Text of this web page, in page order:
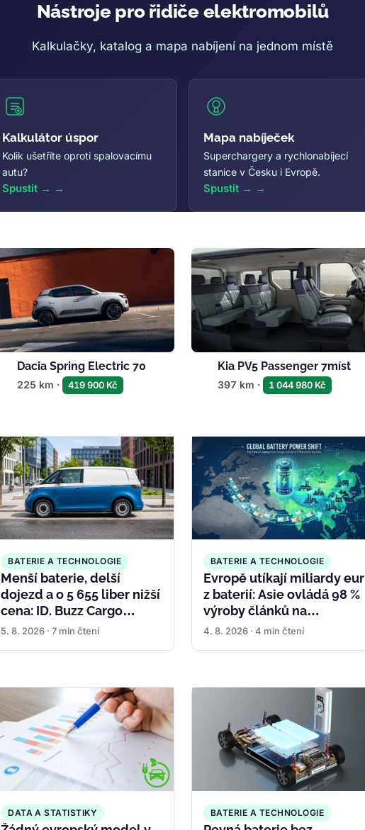
Nástroje pro řidiče elektromobilů
Kalkulačky, katalog a mapa nabíjení na jednom místě
Kalkulátor úspor
Kolik ušetříte oproti spalovacímu
autu?
Spustit →
Mapa nabíječek
Superchargery a rychlonabíjecí
stanice v Česku i Evropě.
Spustit →
Dacia Spring Electric 70
225 km · 419 900 Kč
Kia PV5 Passenger 7míst
397 km · 1 044 980 Kč
BATERIE A TECHNOLOGIE
Menší baterie, delší
dojezd a o 5 655 liber nižší
cena: ID. Buzz Cargo
ukazuje, proč
5. 8. 2026 · 7 min čtení
BATERIE A TECHNOLOGIE
Evropě utíkají miliardy eur
z baterií: Asie ovládá 98 %
výroby článků na
kontinentu
4. 8. 2026 · 4 min čtení
DATA A STATISTIKY BATERIE A TECHNOLOGIE